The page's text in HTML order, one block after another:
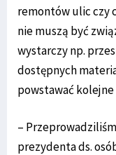
remontów ulic czy
nie muszą być
wystarczy np.
dostępnych
powstawać
–
prezydenta ds.